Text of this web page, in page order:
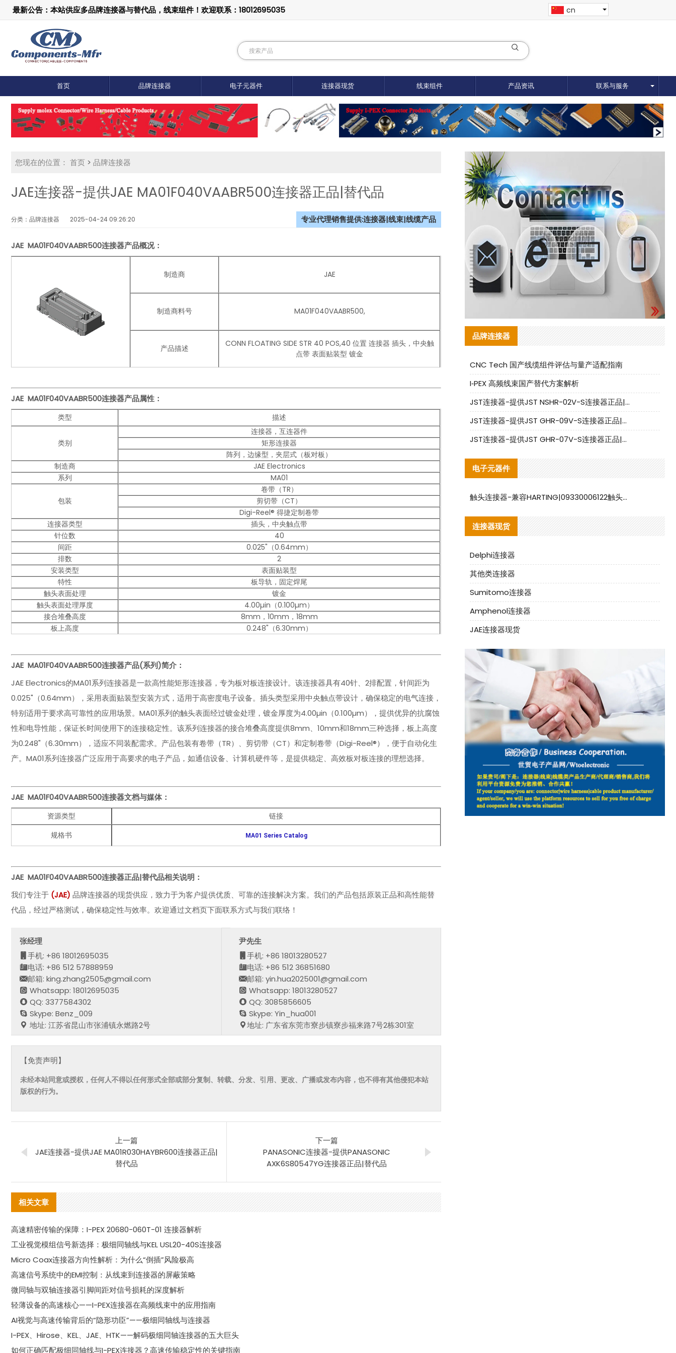
最新公告：本站供应多品牌连接器与替代品，线束组件！欢迎联系：18012695035 cn
首页 品牌连接器 电子元器件 连接器现货 线束组件 产品资讯 联系与服务
您现在的位置： 首页 > 品牌连接器
JAE连接器-提供JAE MA01F040VAABR500连接器正品|替代品
分类：品牌连接器 2025-04-24 09:26:20 专业代理销售提供:连接器|线束|线缆产品
JAE MA01F040VAABR500连接器产品概况：
制造商 JAE
制造商料号 MA01F040VAABR500,
产品描述
CONN FLOATING SIDE STR 40 POS,40 位置 连接器 插头，中央触
点带 表面贴装型 镀金
JAE MA01F040VAABR500连接器产品属性：
类型 描述
类别
连接器，互连器件
矩形连接器
阵列，边缘型，夹层式（板对板）
制造商
JAE Electronics
系列
MA01
包装
卷带（TR）
剪切带（CT）
Digi-Reel® 得捷定制卷带
连接器类型
插头，中央触点带
针位数
40
间距
0.025"（0.64mm）
排数
2
安装类型
表面贴装型
特性
板导轨，固定焊尾
触头表面处理
镀金
触头表面处理厚度
4.00µin（0.100µm）
接合堆叠高度
8mm，10mm，18mm
板上高度
0.248"（6.30mm）
JAE MA01F040VAABR500连接器产品(系列)简介：
JAE Electronics的MA01系列连接器是一款高性能矩形连接器，专为板对板连接设计。该连接器具有40针、2排配置，针间距为
0.025"（0.64mm），采用表面贴装型安装方式，适用于高密度电子设备。插头类型采用中央触点带设计，确保稳定的电气连接，
特别适用于要求高可靠性的应用场景。MA01系列的触头表面经过镀金处理，镀金厚度为4.00µin（0.100µm），提供优异的抗腐蚀
性和电导性能，保证长时间使用下的连接稳定性。该系列连接器的接合堆叠高度提供8mm、10mm和18mm三种选择，板上高度
为0.248"（6.30mm），适应不同装配需求。产品包装有卷带（TR）、剪切带（CT）和定制卷带（Digi-Reel®），便于自动化生
产。MA01系列连接器广泛应用于高要求的电子产品，如通信设备、计算机硬件等，是提供稳定、高效板对板连接的理想选择。
JAE MA01F040VAABR500连接器文档与媒体：
资源类型
链接
规格书
MA01 Series Catalog
JAE MA01F040VAABR500连接器正品|替代品相关说明：
我们专注于 (JAE) 品牌连接器的现货供应，致力于为客户提供优质、可靠的连接解决方案。我们的产品包括原装正品和高性能替
代品，经过严格测试，确保稳定性与效率。欢迎通过文档页下面联系方式与我们联络！
张经理
手机: +86 18012695035
电话: +86 512 57888959
邮箱: king.zhang2505@gmail.com
Whatsapp: 18012695035
QQ: 3377584302
Skype: Benz_009
地址: 江苏省昆山市张浦镇永燃路2号
尹先生
手机: +86 18013280527
电话: +86 512 36851680
邮箱: yin.hua2025001@gmail.com
Whatsapp: 18013280527
QQ: 3085856605
Skype: Yin_hua001
地址: 广东省东莞市寮步镇寮步福来路7号2栋301室
【免责声明】
未经本站同意或授权，任何人不得以任何形式全部或部分复制、转载、分发、引用、更改、广播或发布内容，也不得有其他侵犯本站
版权的行为。
上一篇
JAE连接器-提供JAE MA01R030HAYBR600连接器正品|
替代品
下一篇
PANASONIC连接器-提供PANASONIC
AXK6S80547YG连接器正品|替代品
相关文章
高速精密传输的保障：I-PEX 20680-060T-01 连接器解析
工业视觉模组信号新选择：极细同轴线与KEL USL20-40S连接器
Micro Coax连接器方向性解析：为什么“倒插”风险极高
高速信号系统中的EMI控制：从线束到连接器的屏蔽策略
微同轴与双轴连接器引脚间距对信号损耗的深度解析
轻薄设备的高速核心——I-PEX连接器在高频线束中的应用指南
AI视觉与高速传输背后的“隐形功臣”——极细同轴线与连接器
I-PEX、Hirose、KEL、JAE、HTK——解码极细同轴连接器的五大巨头
如何正确匹配极细同轴线与I-PEX连接器？高速传输稳定性的关键指南
品牌连接器
CNC Tech 国产线缆组件评估与量产适配指南
I‑PEX 高频线束国产替代方案解析
JST连接器-提供JST NSHR-02V-S连接器正品|替代品
JST连接器-提供JST GHR-09V-S连接器正品|替代品
JST连接器-提供JST GHR-07V-S连接器正品|替代品
电子元器件
触头连接器-兼容HARTING|09330006122触头连接器替代品说明
连接器现货
Delphi连接器
其他类连接器
Sumitomo连接器
Amphenol连接器
JAE连接器现货